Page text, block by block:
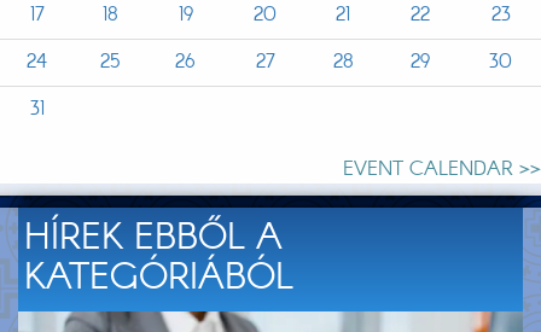
17
18 19 20 21 22
23
24
25 26 27 28 29
30
31
EVENT CALENDAR >>
HÍREK EBBŐL A
KATEGÓRIÁBÓL